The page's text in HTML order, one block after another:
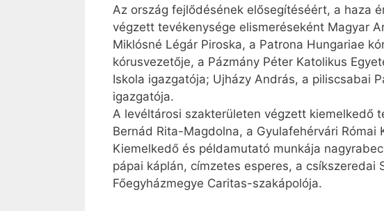
Az ország fejlődésének elősegítéséért, a haza
végzett tevékenysége elismeréseként Magyar
Miklósné Légár Piroska, a Patrona Hungariae
kórusvezetője, a Pázmány Péter Katolikus
Iskola igazgatója; Ujházy András, a piliscsabai
igazgatója.
A levéltárosi szakterületen végzett kiemelkedő
Bernád Rita-Magdolna, a Gyulafehérvári Római
Kiemelkedő és példamutató munkája
pápai káplán, címzetes esperes, a csíkszeredai
Főegyházmegye Caritas-szakápolója.